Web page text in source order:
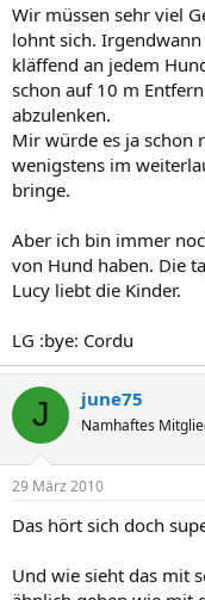
Wir müssen sehr viel
lohnt sich.
kläffend an jedem
schon auf 10 m
abzulenken.
Mir würde es ja schon
wenigstens im
bringe.
Aber ich bin immer
von Hund haben. Die
Lucy liebt die Kinder.
LG :bye: Cordu
J june75
Namhaftes
29 März 2010
Das hört sich doch
Und wie sieht das mit